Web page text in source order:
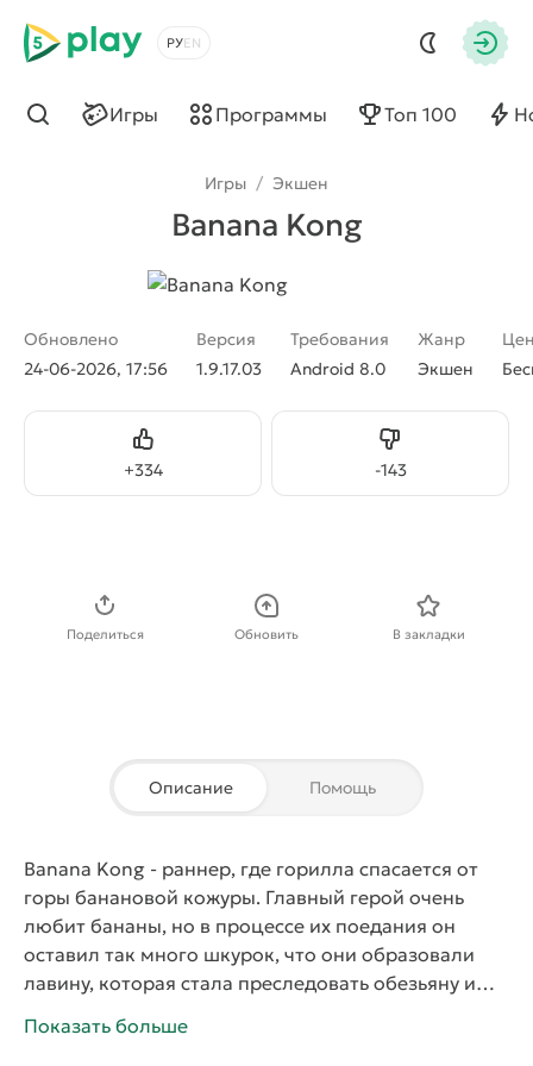
5play
Выбрать язык
Игры Программы Топ 100
Найти
Игры / Экшен
Banana Kong
Обновлено
24-06-2026, 17:56
Версия
1.9.17.03
Требования
Android 8.0
Жанр
Экшен
+334
Нравится -143
Не нравится
Поделиться Обновить В закладки
Описание Помощь
Banana Kong - раннер, где горилла спасается от
горы банановой кожуры. Главный герой очень
любит бананы, но в процессе их поедания он
оставил так много шкурок, что они образовали
лавину, которая стала преследовать обезьяну и
погребения под ней, персонаж бежит по
Показать больше